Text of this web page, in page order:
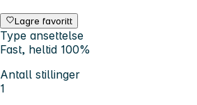
Lagre favoritt
Type ansettelse
Fast, heltid 100%
Antall stillinger
1